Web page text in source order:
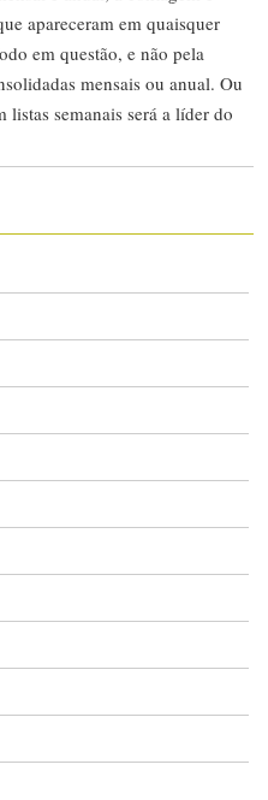
apareceram em quaisquer
em questão, e não pela
mensais ou anual. Ou
semanais será a líder do